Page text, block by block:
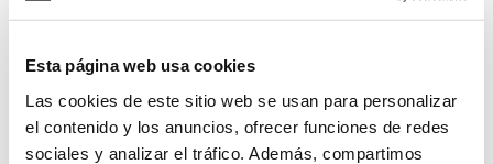
Esta página web usa cookies
Las cookies de este sitio web se usan para personalizar
el contenido y los anuncios, ofrecer funciones de redes
sociales y analizar el tráfico. Además, compartimos